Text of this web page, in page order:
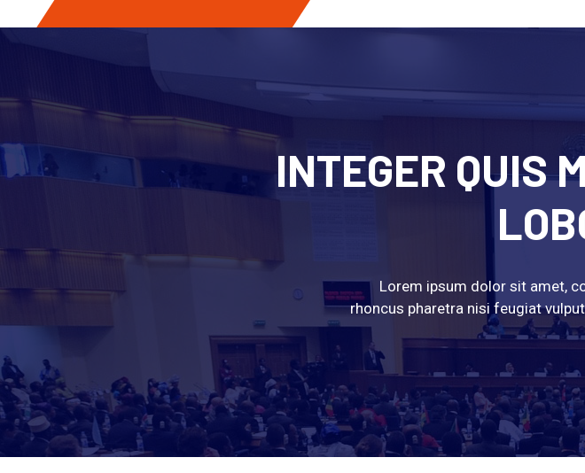
INTEGER QUIS
Lorem ipsum dolor sit amet,
rhoncus pharetra nisi feugiat